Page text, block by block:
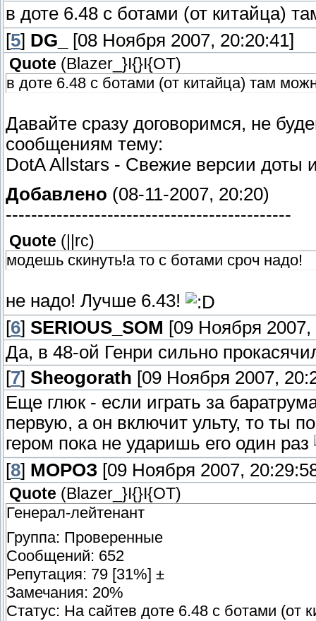
в доте 6.48 с ботами (от китайца)
[5] DG_ [08 Ноября 2007, 20:20:41]
Quote ( Blazer_}I{}I{OT)
в доте 6.48 с ботами (от китайца) там
Давайте сразу договоримся, не
сообщениям тему:
DotA Allstars - Свежие версии доты
Добавлено (08-11-2007, 20:20)
---------------------------------------------
Quote ( ||rc)
модешь скинуть!а то с ботами сроч надо!
не надо! Лучше 6.43!
[6] SERIOUS_SOM [09 Ноября 2007,
Да, в 48-ой Генри сильно
[7] Sheogorath [09 Ноября 2007,
Еще глюк - если играть за
первую, а он включит ульту, то ты
гером пока не ударишь его один раз
[8] МОРОЗ [09 Ноября 2007,
Quote ( Blazer_}I{}I{OT)
Генерал-лейтенант
Группа: Проверенные
Сообщений: 652
Репутация: 79 [31%] ±
Замечания: 20%
Статус: На сайтев доте 6.48 с ботами (от